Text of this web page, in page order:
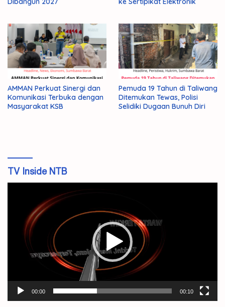
AMMAN Perkuat Sinergi dan
Komunikasi Terbuka dengan
Masyarakat KSB
Pemuda 19 Tahun di Taliwang
Ditemukan Tewas, Polisi
Selidiki Dugaan Bunuh Diri
TV Inside NTB
00:00 00:10